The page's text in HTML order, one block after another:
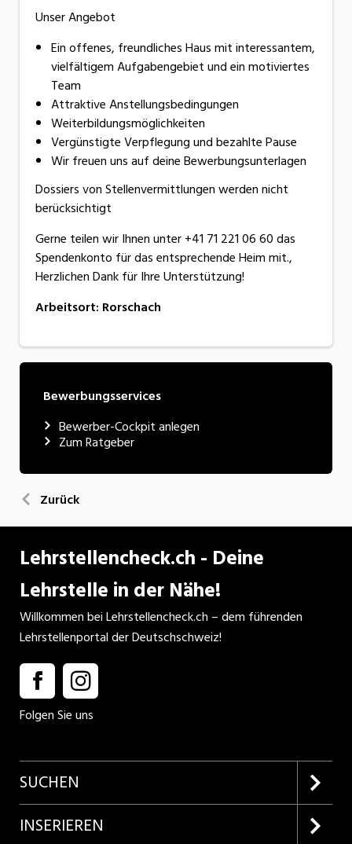
Unser Angebot
Ein offenes, freundliches Haus mit interessantem,
vielfältigem Aufgabengebiet und ein motiviertes
Team
Attraktive Anstellungsbedingungen
Weiterbildungsmöglichkeiten
Vergünstigte Verpflegung und bezahlte Pause
Wir freuen uns auf deine Bewerbungsunterlagen
Dossiers von Stellenvermittlungen werden nicht
berücksichtigt
Gerne teilen wir Ihnen unter +41 71 221 06 60 das
Spendenkonto für das entsprechende Heim mit.,
Herzlichen Dank für Ihre Unterstützung!
Arbeitsort: Rorschach
Bewerbungsservices
Bewerber-Cockpit anlegen
Zum Ratgeber
Zurück
Lehrstellencheck.ch - Deine
Lehrstelle in der Nähe!
Willkommen bei Lehrstellencheck.ch – dem führenden
Lehrstellenportal der Deutschschweiz!
Folgen Sie uns
SUCHEN
Firmenprofile entdecken
INSERIEREN